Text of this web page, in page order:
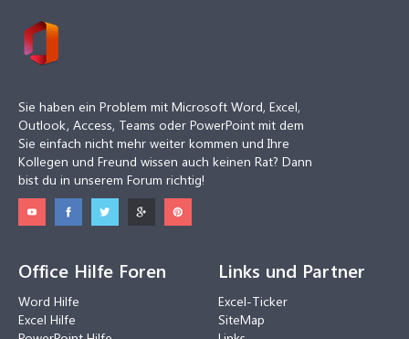
Sie haben ein Problem mit Microsoft Word, Excel,
Outlook, Access, Teams oder PowerPoint mit dem
Sie einfach nicht mehr weiter kommen und Ihre
Kollegen und Freund wissen auch keinen Rat? Dann
bist du in unserem Forum richtig!
Office Hilfe Foren
Word Hilfe
Excel Hilfe
Links und Partner
Excel-Ticker
SiteMap